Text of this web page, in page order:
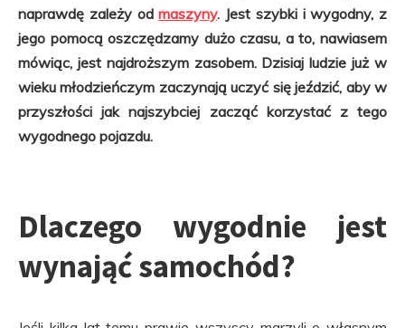
naprawdę zależy odmaszyny. Jest szybki i wygodny, z
jego pomocą oszczędzamy dużo czasu, a to, nawiasem
mówiąc, jest najdroższym zasobem. Dzisiaj ludzie już w
wieku młodzieńczym zaczynają uczyć się jeździć, aby w
przyszłości jak najszybciej zacząć korzystać z tego
wygodnego pojazdu.
Dlaczego wygodnie jest
wynająć samochód?